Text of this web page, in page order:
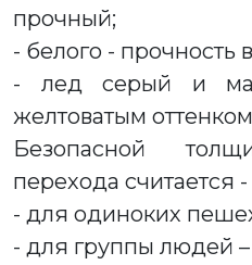
прочный;
- белого - прочность
- лед серый и
желтоватым
Безопасной
перехода считается -
- для одиноких
- для группы людей –